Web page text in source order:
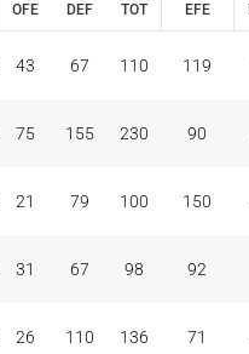
OFE DEF TOT EFE
43 67 110 119
75 155 230 90
21 79 100 150
31 67 98 92
26 110 136 71